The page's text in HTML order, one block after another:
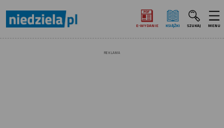
E‑WYDANIE KSIĄŻKI SZUKAJ MENU
REKLAMA